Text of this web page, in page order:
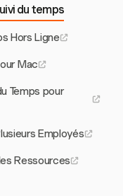
du temps
Hors Ligne
Mac
Temps pour
Employés
Ressources